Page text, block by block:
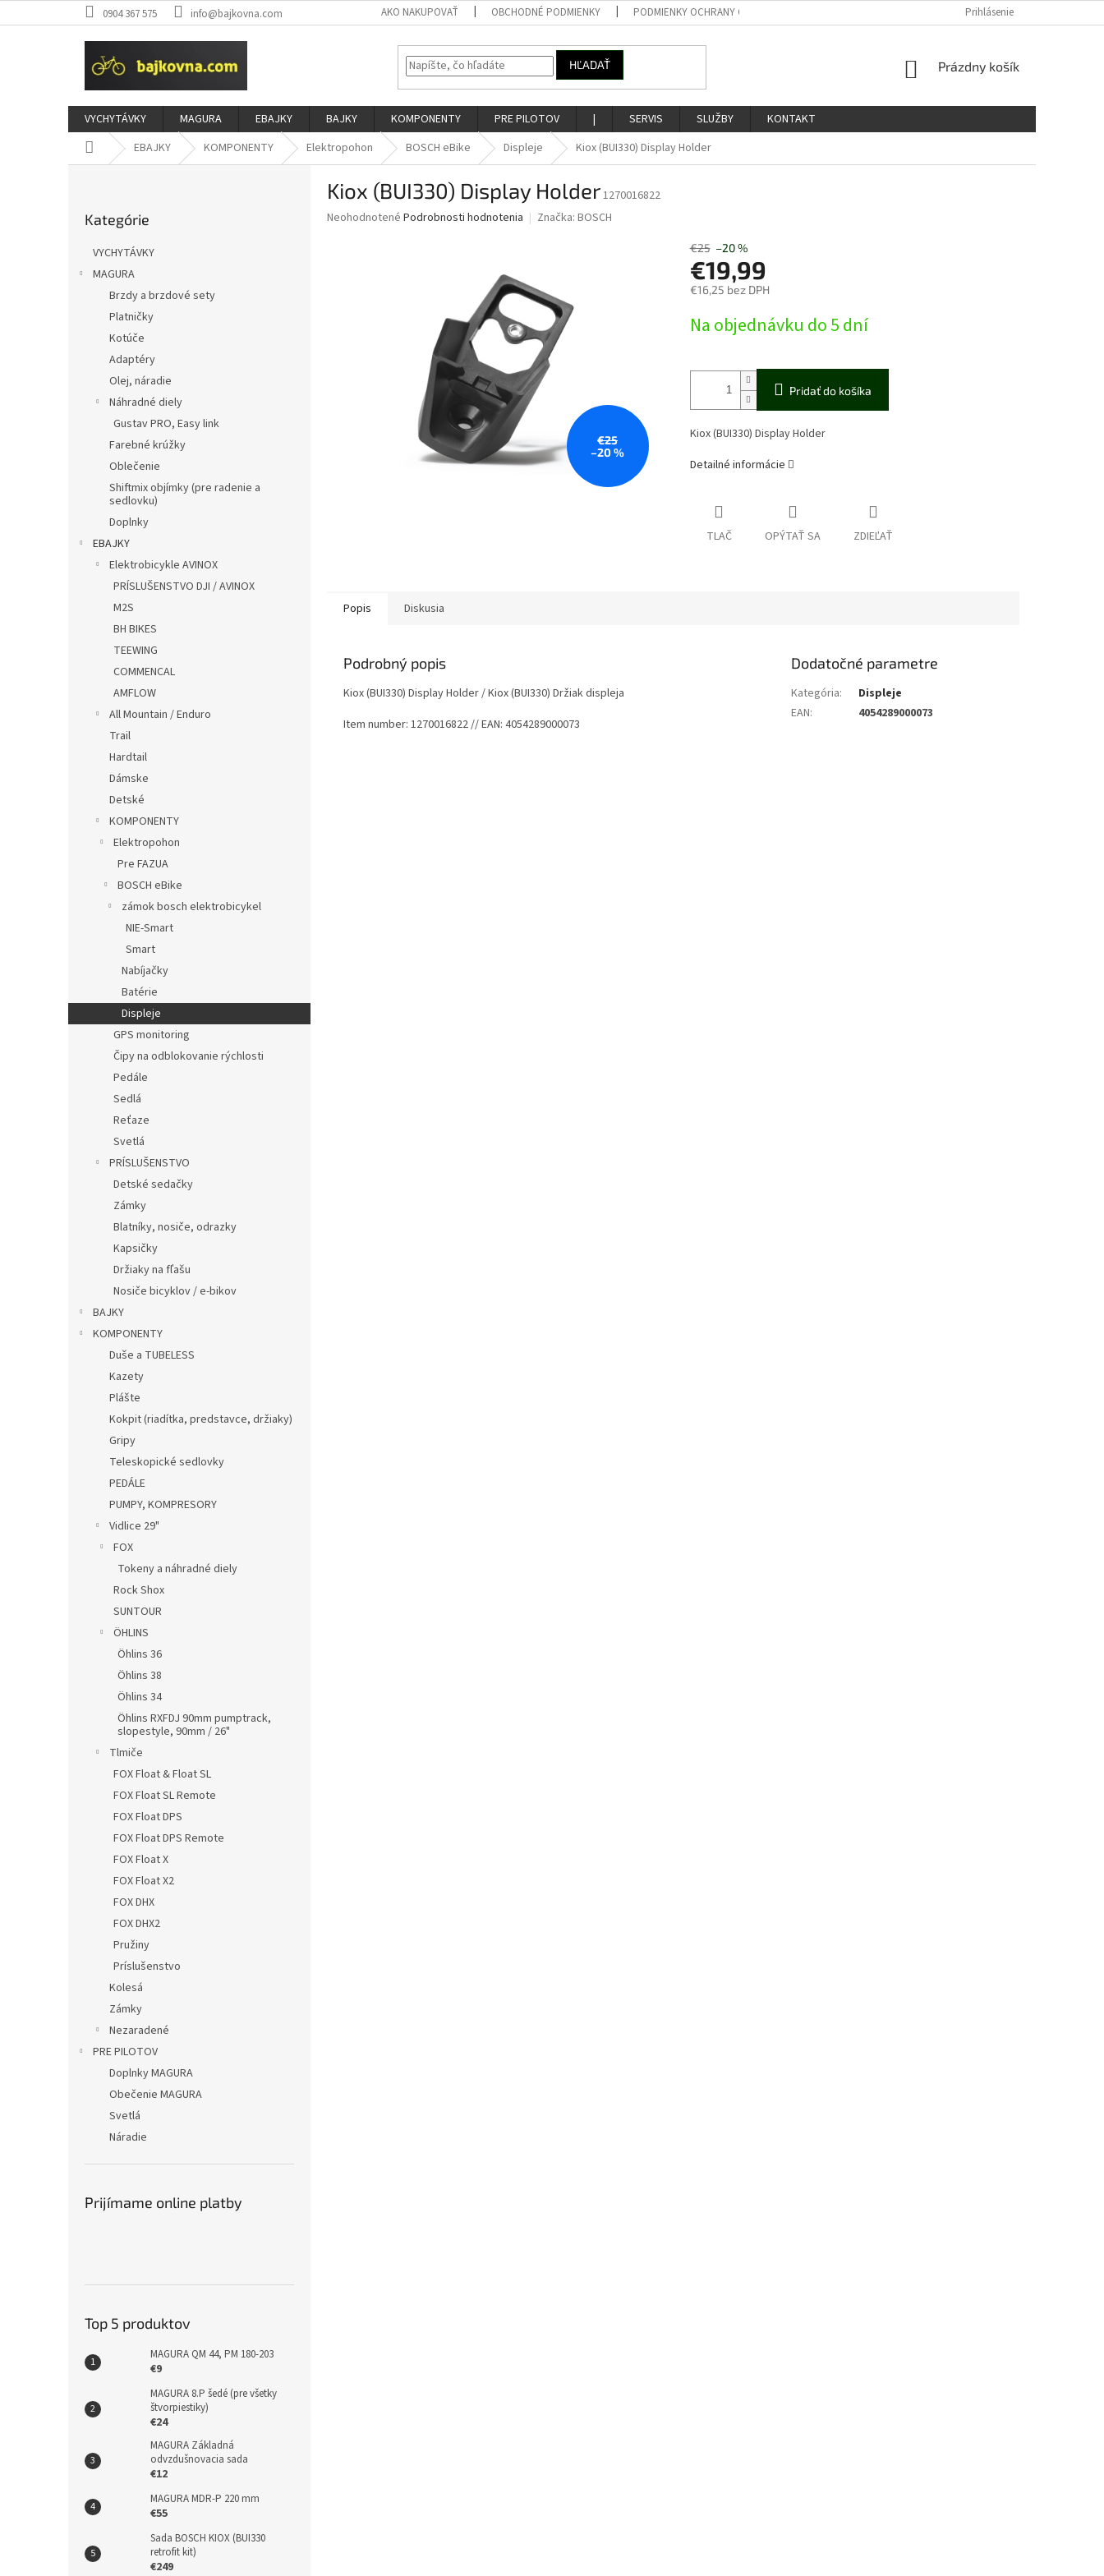
na
0904 367 575 info@bajkovna.com AKO NAKUPOVAŤ OBCHODNÉ PODMIENKY PODMIENKY OCHRANY OSOBNÝCH ÚDAJOV Prihlásenie
HĽADAŤ
NÁKUPNÝ
Prázdny košík
VYCHYTÁVKY MAGURA EBAJKY BAJKY KOMPONENTY PRE PILOTOV | SERVIS SLUŽBY
KONTAKT
DomovEBAJKY KOMPONENTY Elektropohon BOSCH eBike Displeje Kiox (BUI330) Display Holder
kategórie
Kategórie
VYCHYTÁVKY
MAGURA
Brzdy a brzdové sety
Platničky
Kotúče
Adaptéry
Olej, náradie
Náhradné diely
Gustav PRO, Easy link
Farebné krúžky
Oblečenie
Shiftmix objímky (pre radenie a
sedlovku)
Doplnky
EBAJKY
Elektrobicykle AVINOX
PRÍSLUŠENSTVO DJI / AVINOX
M2S
BH BIKES
TEEWING
COMMENCAL
AMFLOW
All Mountain / Enduro
Trail
Hardtail
Dámske
Detské
KOMPONENTY
Elektropohon
Pre FAZUA
BOSCH eBike
zámok bosch elektrobicykel
NIE-Smart
Smart
Nabíjačky
Batérie
Displeje
GPS monitoring
Čipy na odblokovanie rýchlosti
Pedále
Sedlá
Reťaze
Svetlá
PRÍSLUŠENSTVO
Detské sedačky
Zámky
Blatníky, nosiče, odrazky
Kapsičky
Držiaky na fľašu
Nosiče bicyklov / e-bikov
BAJKY
KOMPONENTY
Duše a TUBELESS
Kazety
Plášte
Kokpit (riadítka, predstavce, držiaky)
Gripy
Teleskopické sedlovky
PEDÁLE
PUMPY, KOMPRESORY
Vidlice 29"
FOX
Tokeny a náhradné diely
Rock Shox
SUNTOUR
ÖHLINS
Öhlins 36
Öhlins 38
Öhlins 34
Öhlins RXFDJ 90mm pumptrack,
slopestyle, 90mm / 26"
Tlmiče
FOX Float & Float SL
FOX Float SL Remote
FOX Float DPS
FOX Float DPS Remote
FOX Float X
FOX Float X2
FOX DHX
FOX DHX2
Pružiny
Príslušenstvo
Kolesá
Zámky
Nezaradené
PRE PILOTOV
Doplnky MAGURA
Obečenie MAGURA
Svetlá
Náradie
Prijímame online platby
Top 5 produktov
MAGURA QM 44, PM 180-203
€9
MAGURA 8.P šedé (pre všetky
štvorpiestiky)
€24
MAGURA Základná
odvzdušnovacia sada
€12
MAGURA MDR-P 220 mm
€55
Sada BOSCH KIOX (BUI330
retrofit kit)
€249
Kiox (BUI330) Display Holder1270016822
Priemerné
Neohodnotené Podrobnosti hodnotenia Značka: BOSCH
€25
–20 %
€25 –20 %
€19,99
€16,25 bez DPH
cena:
Na objednávku do 5 dní
Pridať do košíka
Kiox (BUI330) Display Holder
Detailné informácie
TLAČ OPÝTAŤ SA ZDIEĽAŤ
Popis Diskusia
Podrobný popis
Kiox (BUI330) Display Holder / Kiox (BUI330) Držiak displeja
Item number: 1270016822// EAN: 4054289000073
Dodatočné parametre
Kategória:
Displeje
EAN: 4054289000073